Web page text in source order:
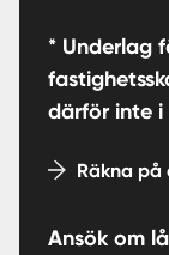
* Underlag
därför inte i
Räkna på
Ansök om